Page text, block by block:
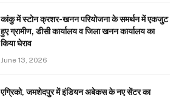
कांकु में स्टोन क्रशर-खनन परियोजना के समर्थन में एकजुट
हुए ग्रामीण, डीसी कार्यालय व जिला खनन कार्यालय का
किया घेराव
June 13, 2026
एग्रिको, जमशेदपुर में इंडियन अबेकस के नए सेंटर का